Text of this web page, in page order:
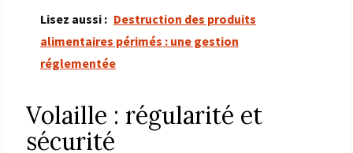
Lisez aussi : Destruction des produits
alimentaires périmés : une gestion
réglementée
Volaille : régularité et
sécurité